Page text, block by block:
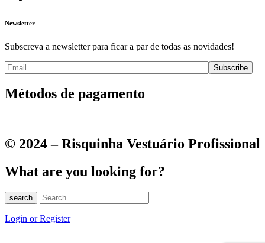
Newsletter
Subscreva a newsletter para ficar a par de todas as novidades!
Métodos de pagamento
© 2024 – Risquinha Vestuário Profissional
What are you looking for?
search
Login or Register